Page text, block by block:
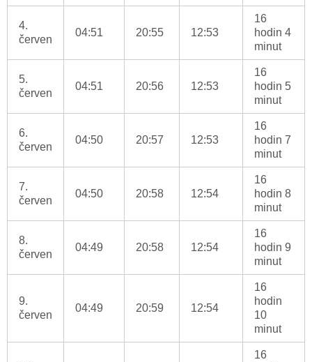
4.
červen
04:51 20:55 12:53
16
hodin 4
minut
5.
červen
04:51 20:56 12:53
16
hodin 5
minut
6.
červen
04:50 20:57 12:53
16
hodin 7
minut
7.
červen
04:50 20:58 12:54
16
hodin 8
minut
8.
červen
04:49 20:58 12:54
16
hodin 9
minut
9.
červen
04:49 20:59 12:54
16
hodin
10
minut
16